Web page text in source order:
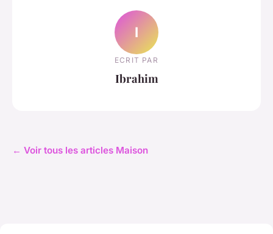
I
ECRIT PAR
Ibrahim
← Voir tous les articles Maison